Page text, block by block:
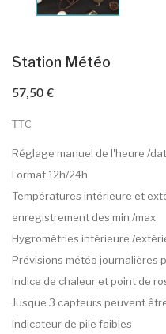
Station Météo
57,50 €
TTC
Réglage manuel de l'heure /
Format 12h/24h
Températures intérieure et
enregistrement des min /max
Hygrométries intérieure /
Prévisions météo journalières
Indice de chaleur et point de
Jusque 3 capteurs peuvent
Indicateur de pile faibles